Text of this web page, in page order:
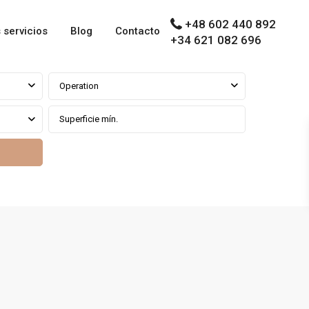
servicios Blog Contacto
+48 602 440 892
+34 621 082 696
Operation